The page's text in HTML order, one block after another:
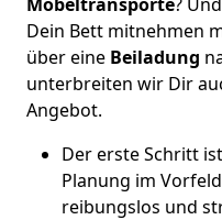
Dein Bett mitnehmen
über eine Beiladung
unterbreiten wir Dir
Angebot.
Der erste Schritt
Planung im
reibungslos und